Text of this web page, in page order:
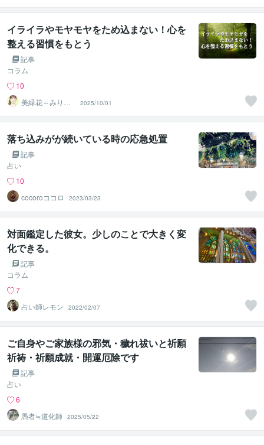
イライラやモヤモヤをため込まない！心を
整える習慣をもとう
記事
コラム
10
美緑花～みりか
～☘️癒しと安心
の拠り所
2025/10/01
落ち込みがが続いている時の応急処置
記事
占い
10
cocoroココロ
2023/03/23
対面鑑定した彼女。少しのことで大きく変
化できる。
記事
コラム
7
占い師レモン
2022/02/07
ご自身やご家族様の邪気・穢れ祓いと祈願
祈祷・祈願成就・開運厄除です
記事
占い
6
愚者≒道化師 2025/05/22